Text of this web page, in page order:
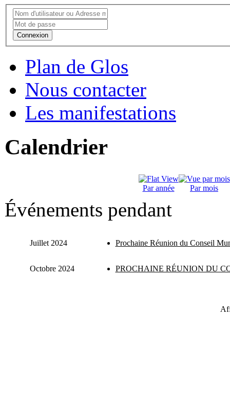
Connexion
Plan de Glos
Nous contacter
Les manifestations
Calendrier
Par année Par mois
Événements pendant
Juillet 2024 Prochaine Réunion du Conseil
Octobre 2024 PROCHAINE RÉUNION DU